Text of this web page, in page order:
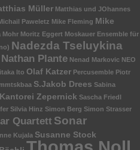
Müller Matthias und JOhannes
Paweletz Mike Fleming Mike
Mohr Moritz Eggert Moskauer Ensemble für
Nadezda Tseluykina
Nathan Plante Nenad Markovic NEO
Ito Olaf Katzer Percusemble Piotr
S.Jakob Drees Sabina
Zepernick Sascha Friedl
Silvia Hinz Simon Berg Simon Strasser
Quartett Sonar
Kujala Susanne Stock